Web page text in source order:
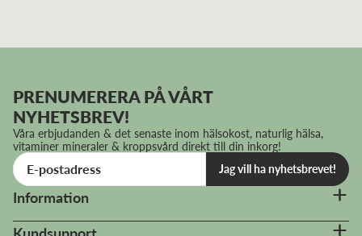
PRENUMERERA PÅ VÅRT
NYHETSBREV!
Våra erbjudanden & det senaste inom hälsokost, naturlig hälsa,
vitaminer mineraler & kroppsvård direkt till din inkorg!
Jag vill ha nyhetsbrevet!
Information